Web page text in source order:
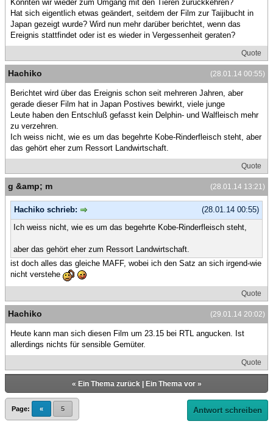
Könnten wir wieder zum Umgang mit den Tieren zurückkehren?
Hat sich eigentlich etwas geändert, seitdem der Film zur Taijibucht in
Japan gezeigt wurde? Wird nun mehr darüber berichtet, wenn das
Ereignis stattfindet oder ist es wieder in Vergessenheit geraten?
Quote
(28.01.14 00:55)
Hachiko
Berichtet wird über das Ereignis schon seit mehreren Jahren, aber
gerade dieser Film hat in Japan Postives bewirkt, viele junge
Leute haben den Entschluß gefasst kein Delphin- und Walfleisch mehr
zu verzehren.
Ich weiss nicht, wie es um das begehrte Kobe-Rinderfleisch steht, aber
das gehört eher zum Ressort Landwirtschaft.
Quote
(28.01.14 13:21)
g &amp; m
(28.01.14 00:55)
Hachiko schrieb:
Ich weiss nicht, wie es um das begehrte Kobe-Rinderfleisch steht,
aber das gehört eher zum Ressort Landwirtschaft.
ist doch alles das gleiche MAFF, wobei ich den Satz an sich irgend-wie
nicht verstehe
Quote
(29.01.14 20:02)
Hachiko
Heute kann man sich diesen Film um 23.15 bei RTL angucken. Ist
allerdings nichts für sensible Gemüter.
Quote
« Ein Thema zurück| Ein Thema vor»
Page: « 5 Antwort schreiben